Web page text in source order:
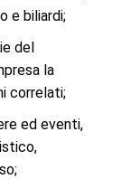
e biliardi;
del
la
correlati;
ed eventi,